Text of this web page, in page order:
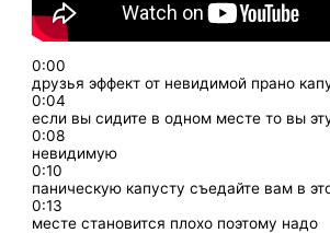
0:00
друзья эффект от невидимой прано
0:04
если вы сидите в одном месте то вы
0:08
невидимую
0:10
паническую капусту съедайте вам в
0:13
месте становится плохо поэтому надо